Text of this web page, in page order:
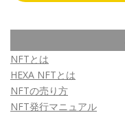
NFTとは
HEXA NFTとは
NFTの売り方
NFT発行マニュアル